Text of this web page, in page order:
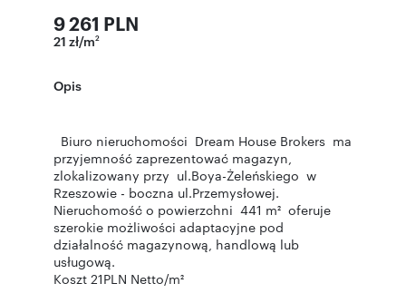
9 261 PLN
21 zł/m2
Opis
Biuro nieruchomości Dream House Brokers ma
przyjemność zaprezentować magazyn,
zlokalizowany przy ul.Boya-Żeleńskiego w
Rzeszowie - boczna ul.Przemysłowej.
Nieruchomość o powierzchni 441 m² oferuje
szerokie możliwości adaptacyjne pod
działalność magazynową, handlową lub
usługową.
Koszt 21PLN Netto/m²